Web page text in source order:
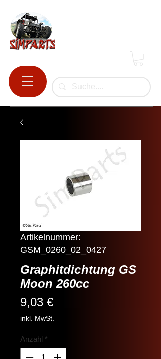
Artikelnummer:
GSM_0260_02_0427
Graphitdichtung GS
Moon 260cc
9,03 €Preis
inkl. MwSt.
Anzahl *